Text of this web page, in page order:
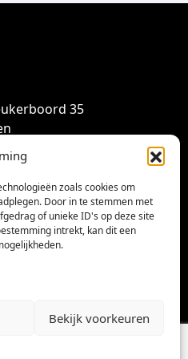
zoals cookies om
Door in te stemmen met
of unieke ID's op deze site
intrekt, kan dit een
Bekijk voorkeuren
35